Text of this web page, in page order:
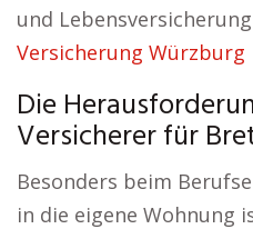
und
Versicherung Würzburg
Die
Versicherer für
Besonders beim
in die eigene Wohnung